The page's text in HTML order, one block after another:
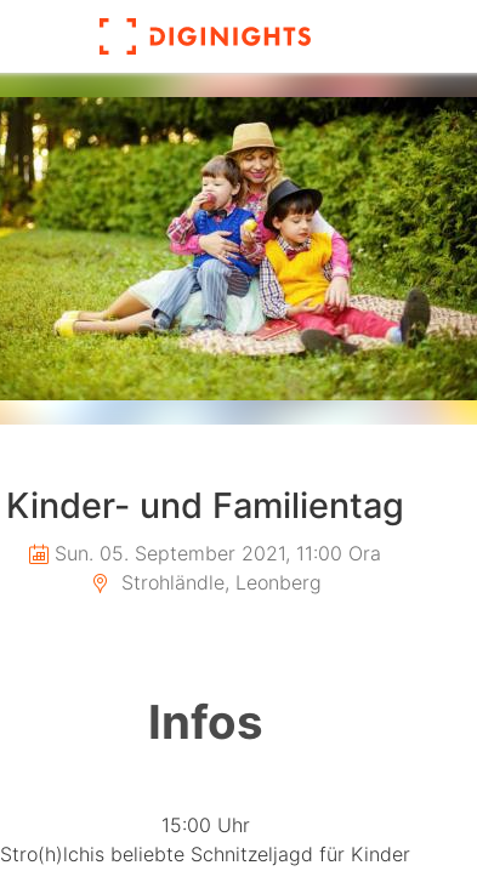
Kinder- und Familientag
Sun. 05. September 2021, 11:00 Ora
Strohländle, Leonberg
Infos
15:00 Uhr
Stro(h)lchis beliebte Schnitzeljagd für Kinder